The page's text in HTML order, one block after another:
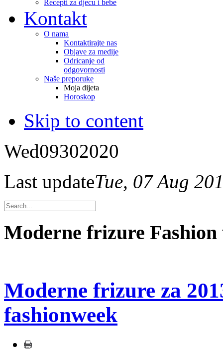
Recepti za djecu i bebe
Kontakt
O nama
Kontaktirajte nas
Objave za medije
Odricanje od
odgovornosti
Naše preporuke
Moja dijeta
Horoskop
Skip to content
Wed09302020
Last updateTue, 07 Aug
Moderne frizure Fashion
Moderne frizure za
fashionweek